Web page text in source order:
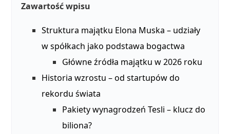
Zawartość wpisu
Struktura majątku Elona Muska – udziały
w spółkach jako podstawa bogactwa
Główne źródła majątku w 2026 roku
Historia wzrostu – od startupów do
rekordu świata
Pakiety wynagrodzeń Tesli – klucz do
biliona?